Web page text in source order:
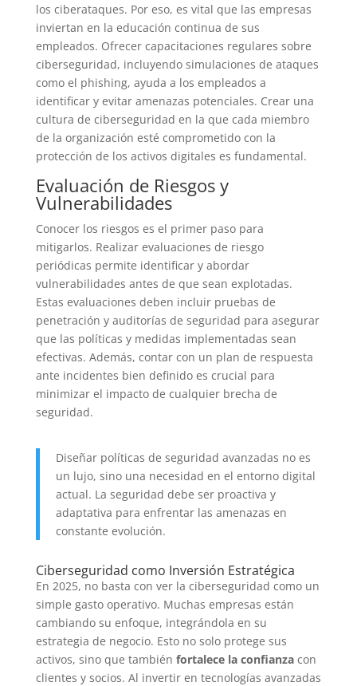
los ciberataques. Por eso, es vital que las empresas
inviertan en la educación continua de sus
empleados. Ofrecer capacitaciones regulares sobre
ciberseguridad, incluyendo simulaciones de ataques
como el phishing, ayuda a los empleados a
identificar y evitar amenazas potenciales. Crear una
cultura de ciberseguridad en la que cada miembro
de la organización esté comprometido con la
protección de los activos digitales es fundamental.
Evaluación de Riesgos y
Vulnerabilidades
Conocer los riesgos es el primer paso para
mitigarlos. Realizar evaluaciones de riesgo
periódicas permite identificar y abordar
vulnerabilidades antes de que sean explotadas.
Estas evaluaciones deben incluir pruebas de
penetración y auditorías de seguridad para asegurar
que las políticas y medidas implementadas sean
efectivas. Además, contar con un plan de respuesta
ante incidentes bien definido es crucial para
minimizar el impacto de cualquier brecha de
seguridad.
Diseñar políticas de seguridad avanzadas no es
un lujo, sino una necesidad en el entorno digital
actual. La seguridad debe ser proactiva y
adaptativa para enfrentar las amenazas en
constante evolución.
Ciberseguridad como Inversión Estratégica
En 2025, no basta con ver la ciberseguridad como un
simple gasto operativo. Muchas empresas están
cambiando su enfoque, integrándola en su
estrategia de negocio. Esto no solo protege sus
activos, sino que también fortalece la confianzacon
clientes y socios. Al invertir en tecnologías avanzadas